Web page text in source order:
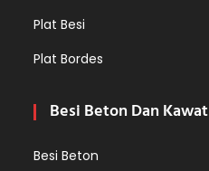
Plat Besi
Plat Bordes
Besi Beton Dan Kawat
Besi Beton